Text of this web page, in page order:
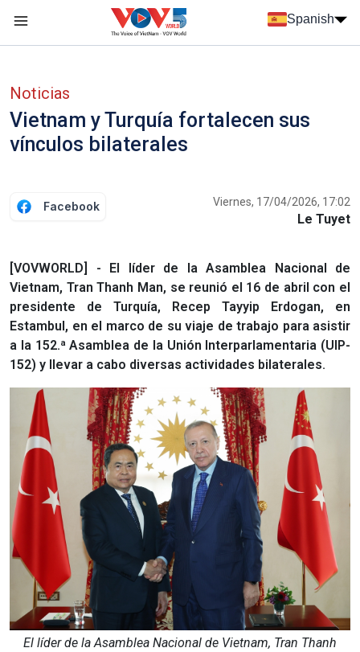
Spanish
Noticias
Vietnam y Turquía fortalecen sus
vínculos bilaterales
Facebook Viernes, 17/04/2026, 17:02
Le Tuyet
[VOVWORLD] - El líder de la Asamblea Nacional de
Vietnam, Tran Thanh Man, se reunió el 16 de abril con el
presidente de Turquía, Recep Tayyip Erdogan, en
Estambul, en el marco de su viaje de trabajo para asistir
a la 152.ª Asamblea de la Unión Interparlamentaria (UIP-
152) y llevar a cabo diversas actividades bilaterales.
El líder de la Asamblea Nacional de Vietnam, Tran Thanh